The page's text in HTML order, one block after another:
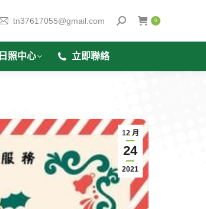
tn37617055@gmail.com 0
日照中心 立即聯絡
12 月
24
2021